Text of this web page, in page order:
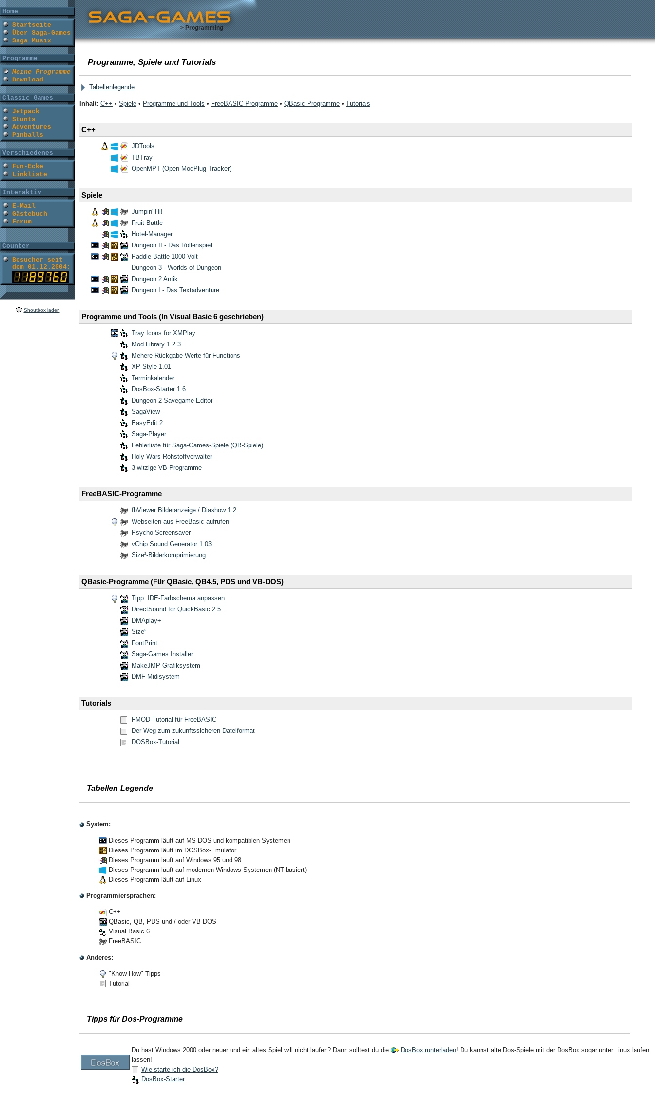
Home
Startseite
Über Saga-Games
Saga Musix
Programme
Meine Programme
Download
Classic Games
Jetpack
Stunts
Adventures
Pinballs
Verschiedenes
Fun-Ecke
Linkliste
Interaktiv
E-Mail
Gästebuch
Forum
Counter
Besucher seit
dem 01.12.2004:
Shoutbox laden
> Programming
Programme, Spiele und Tutorials
Tabellenlegende
Inhalt: C++ • Spiele • Programme und Tools • FreeBASIC-Programme • QBasic-Programme • Tutorials
C++
JDTools
TBTray
OpenMPT (Open ModPlug Tracker)
Spiele
Jumpin' Hi!
Fruit Battle
Hotel-Manager
Dungeon II - Das Rollenspiel
Paddle Battle 1000 Volt
Dungeon 3 - Worlds of Dungeon
Dungeon 2 Antik
Dungeon I - Das Textadventure
Programme und Tools(In Visual Basic 6 geschrieben)
Tray Icons for XMPlay
Mod Library 1.2.3
Mehere Rückgabe-Werte für Functions
XP-Style 1.01
Terminkalender
DosBox-Starter 1.6
Dungeon 2 Savegame-Editor
SagaView
EasyEdit 2
Saga-Player
Fehlerliste für Saga-Games-Spiele (QB-Spiele)
Holy Wars Rohstoffverwalter
3 witzige VB-Programme
FreeBASIC-Programme
fbViewer Bilderanzeige / Diashow 1.2
Webseiten aus FreeBasic aufrufen
Psycho Screensaver
vChip Sound Generator 1.03
Size²-Bilderkomprimierung
QBasic-Programme(Für QBasic, QB4.5, PDS und VB-DOS)
Tipp: IDE-Farbschema anpassen
DirectSound for QuickBasic 2.5
DMAplay+
Size²
FontPrint
Saga-Games Installer
MakeJMP-Grafiksystem
DMF-Midisystem
Tutorials
FMOD-Tutorial für FreeBASIC
Der Weg zum zukunftssicheren Dateiformat
DOSBox-Tutorial
Tabellen-Legende
System:
Dieses Programm läuft auf MS-DOS und kompatiblen Systemen
Dieses Programm läuft im DOSBox-Emulator
Dieses Programm läuft auf Windows 95 und 98
Dieses Programm läuft auf modernen Windows-Systemen (NT-basiert)
Dieses Programm läuft auf Linux
Programmiersprachen:
C++
QBasic, QB, PDS und / oder VB-DOS
Visual Basic 6
FreeBASIC
Anderes:
"Know-How"-Tipps
Tutorial
Tipps für Dos-Programme
Du hast Windows 2000 oder neuer und ein altes Spiel will nicht laufen? Dann solltest du die DosBox runterladen! Du kannst alte Dos-Spiele mit der DosBox sogar unter Linux laufen
lassen!
Wie starte ich die DosBox?
DosBox-Starter